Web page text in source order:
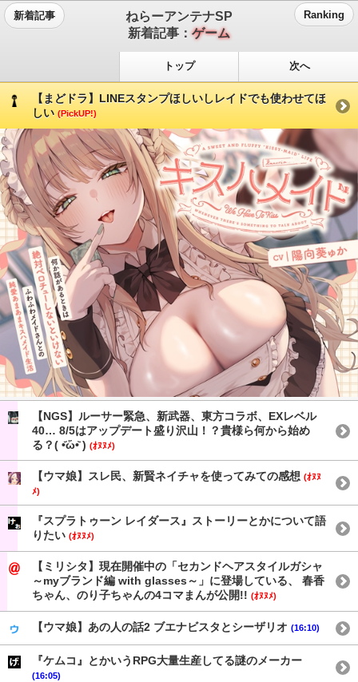
新着記事
ねらーアンテナSP
新着記事：ゲーム
Ranking
トップ 次へ
【まどドラ】LINEスタンプほしいしレイドでも使わせてほ
しい (PickUP!)
【NGS】ルーサー緊急、新武器、東方コラボ、EXレベル
40… 8/5はアップデート盛り沢山！？貴様ら何から始め
る？( •᷄ὤ•᷅ ) (ｵﾇﾇﾒ)
【ウマ娘】スレ民、新賢ネイチャを使ってみての感想 (ｵﾇﾇ
ﾒ)
『スプラトゥーン レイダース』ストーリーとかについて語
りたい (ｵﾇﾇﾒ)
【ミリシタ】現在開催中の「セカンドヘアスタイルガシャ
～myブランド編 with glasses～」に登場している、 春香
ちゃん、のり子ちゃんの4コマまんが公開!! (ｵﾇﾇﾒ)
【ウマ娘】あの人の話2 ブエナビスタとシーザリオ (16:10)
『ケムコ』とかいうRPG大量生産してる謎のメーカー
(16:05)